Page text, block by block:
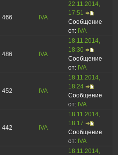
466 IVA
22.11.2014,
17:51
Сообщение
от: IVA
486 IVA
18.11.2014,
18:30
Сообщение
от: IVA
452 IVA
18.11.2014,
18:24
Сообщение
от: IVA
442 IVA
18.11.2014,
18:17
Сообщение
от: IVA
18.11.2014,